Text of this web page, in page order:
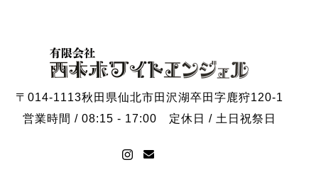
〒014-1113秋田県仙北市田沢湖卒田字鹿狩120-1
営業時間 / 08:15 - 17:00 定休日 / 土日祝祭日